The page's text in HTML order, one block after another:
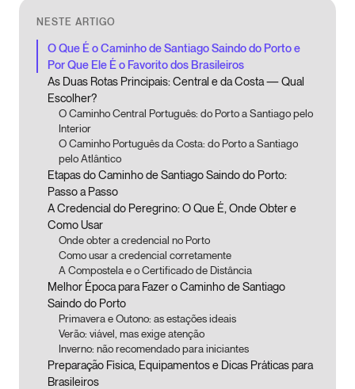
NESTE ARTIGO
O Que É o Caminho de Santiago Saindo do Porto e
Por Que Ele É o Favorito dos Brasileiros
As Duas Rotas Principais: Central e da Costa — Qual
Escolher?
O Caminho Central Português: do Porto a Santiago pelo
Interior
O Caminho Português da Costa: do Porto a Santiago
pelo Atlântico
Etapas do Caminho de Santiago Saindo do Porto:
Passo a Passo
A Credencial do Peregrino: O Que É, Onde Obter e
Como Usar
Onde obter a credencial no Porto
Como usar a credencial corretamente
A Compostela e o Certificado de Distância
Melhor Época para Fazer o Caminho de Santiago
Saindo do Porto
Primavera e Outono: as estações ideais
Verão: viável, mas exige atenção
Inverno: não recomendado para iniciantes
Preparação Física, Equipamentos e Dicas Práticas para
Brasileiros